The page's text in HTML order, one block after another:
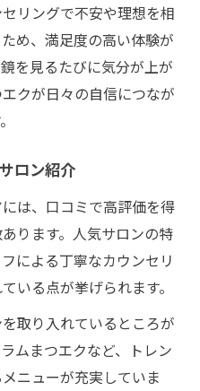
リングで不安や理想を相
め、満足度の高い体験が
を見るたびに気分が上が
クが日々の自信につなが
ロン紹介
は、口コミで高評価を得
ります。人気サロンの特
による丁寧なカウンセリ
いる点が挙げられます。
取り入れているところが
ムまつエクなど、トレン
ニューが充実していま